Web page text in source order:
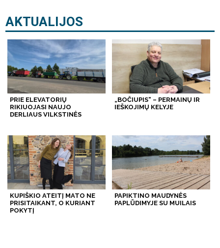
AKTUALIJOS
PRIE ELEVATORIŲ
RIKIUOJASI NAUJO
DERLIAUS VILKSTINĖS
„BOČIUPIS“ – PERMAINŲ IR
IEŠKOJIMŲ KELYJE
KUPIŠKIO ATEITĮ MATO NE
PRISITAIKANT, O KURIANT
POKYTĮ
PAPIKTINO MAUDYNĖS
PAPLŪDIMYJE SU MUILAIS